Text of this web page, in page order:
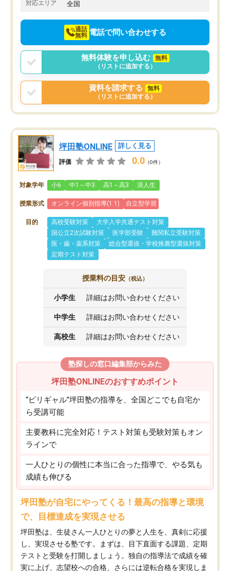
対応エリア 全国
通話
無料 電話で問い合わせする
無料体験を申し込む
無料
（リストに追加する）
資料を請求する
無料
（リストに追加する）
坪田塾ONLINE 詳しく見る
評価 0.0 （0件）
対象学年 小6 中1～中3 高1～高3 浪人生
授業形式 オンライン個別指導(1:1) 自立型学習
目的 高校受験対策
大学入学共通テスト対策
国公立2次試験対策
医学部受験
難関私立受験対策
医・歯・薬系対策
総合型選抜・学校推薦型選抜対策
定期テスト対策
授業料の目安 （税込）
小学生 詳細はお問い合わせください
中学生 詳細はお問い合わせください
高校生 詳細はお問い合わせください
塾探しの窓口編集部からみた
坪田塾ONLINEのおすすめポイント
“ビリギャル”坪田塾の指導を、全国どこでも自宅か
ら受講可能
主要教科に完全対応！テスト対策も受験対策もオン
ラインで
一人ひとりの個性に本当に合った指導で、やる気も
成績も伸びる
坪田塾が自宅にやってくる！最高の指導と環境
で、目標達成を実現させる
坪田塾は、生徒さん一人ひとりの夢と人生を、真剣に応援
し、実現させる塾です。まずは、目下直面する課題、定期
テストと受験を打開しましょう。独自の指導法で成績を確
実に上げ、志望校への合格、さらには逆転合格を実現しま